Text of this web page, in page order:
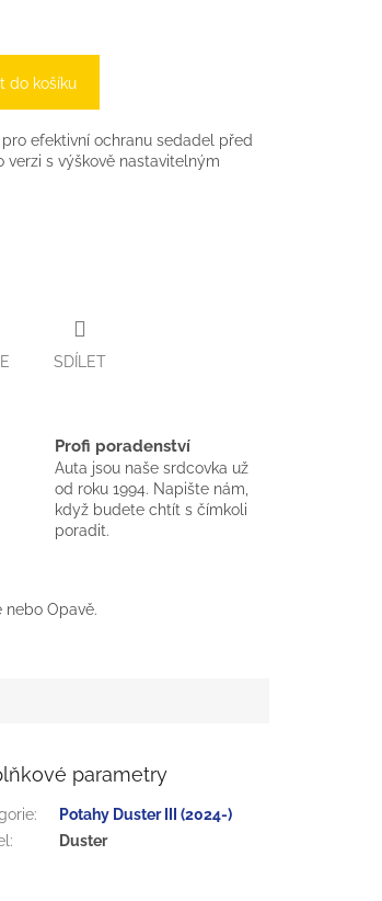
do košíku
efektivní ochranu sedadel před
verzi s výškově nastavitelným
SDÍLET
Profi poradenství
Auta jsou naše srdcovka už
od roku 1994. Napište nám,
když budete chtít s čímkoli
poradit.
nebo Opavě.
parametry
:
Potahy Duster III (2024-)
: Duster